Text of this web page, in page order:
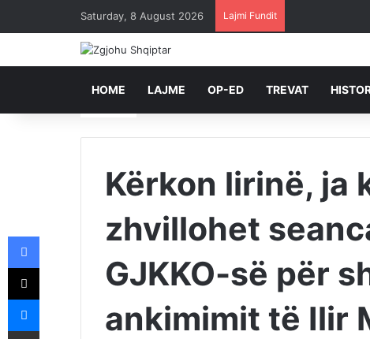
Saturday, 8 August 2026 Lajmi Fundit
HOME LAJME OP-ED TREVAT
Kërkon lirinë, ja
zhvillohet
GJKKO-së për
ankimimit të Ilir